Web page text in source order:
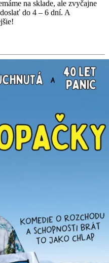
na sklade, ale zvyčajne
do 4 – 6 dní. A